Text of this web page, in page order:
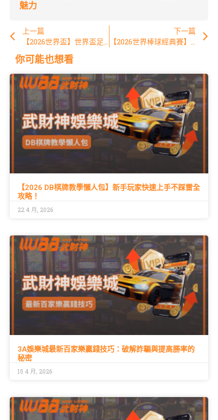
魅力
上一篇
【2026世界盃】世界盃足球賽｜卡塔爾世足 – 世界盃地點、時間、賽程詳細介紹！ | 3A娛樂城
下一篇
【2026世界棒球經典賽】完整攻略 : 經典賽賽制規則、轉播資訊、WBC賽程表 | 3A娛樂城
你可能也想看
【2026 DB棋牌教學懶人包】新手玩家快速上手不踩雷全
攻略！
22 4 月, 2026
3A娛樂城最新百家樂贏錢技巧：破解詐騙與提高勝率的
秘密
15 4 月, 2026